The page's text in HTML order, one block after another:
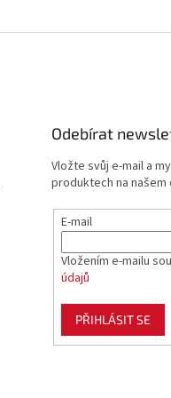
Odebírat
Vložte svůj e-mail a
produktech na našem
E-mail
Vložením e-mailu
údajů
PŘIHLÁSIT SE